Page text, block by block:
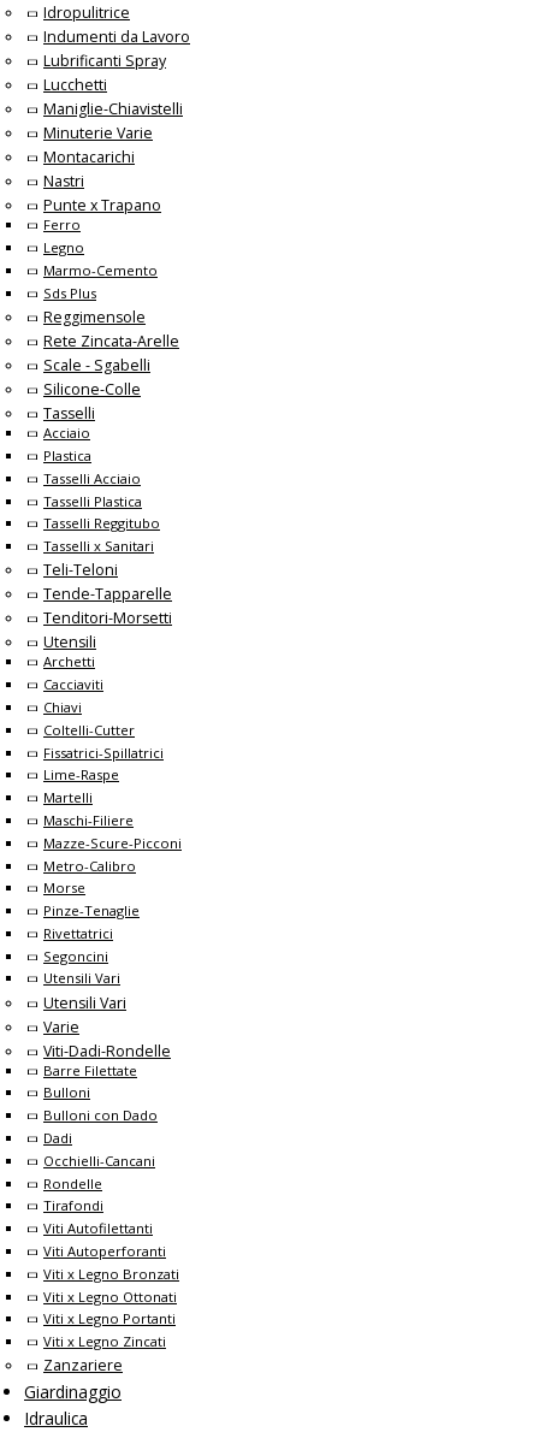
Idropulitrice
Indumenti da Lavoro
Lubrificanti Spray
Lucchetti
Maniglie-Chiavistelli
Minuterie Varie
Montacarichi
Nastri
Punte x Trapano
Ferro
Legno
Marmo-Cemento
Sds Plus
Reggimensole
Rete Zincata-Arelle
Scale - Sgabelli
Silicone-Colle
Tasselli
Acciaio
Plastica
Tasselli Acciaio
Tasselli Plastica
Tasselli Reggitubo
Tasselli x Sanitari
Teli-Teloni
Tende-Tapparelle
Tenditori-Morsetti
Utensili
Archetti
Cacciaviti
Chiavi
Coltelli-Cutter
Fissatrici-Spillatrici
Lime-Raspe
Martelli
Maschi-Filiere
Mazze-Scure-Picconi
Metro-Calibro
Morse
Pinze-Tenaglie
Rivettatrici
Segoncini
Utensili Vari
Utensili Vari
Varie
Viti-Dadi-Rondelle
Barre Filettate
Bulloni
Bulloni con Dado
Dadi
Occhielli-Cancani
Rondelle
Tirafondi
Viti Autofilettanti
Viti Autoperforanti
Viti x Legno Bronzati
Viti x Legno Ottonati
Viti x Legno Portanti
Viti x Legno Zincati
Zanzariere
Giardinaggio
Idraulica